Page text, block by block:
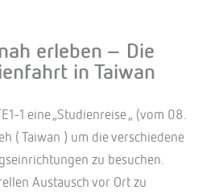
erleben – Die
in Taiwan
1 eine „Studienreise „ (vom 08.
( Taiwan ) um die verschiedene
zu besuchen.
Austausch vor Ort zu